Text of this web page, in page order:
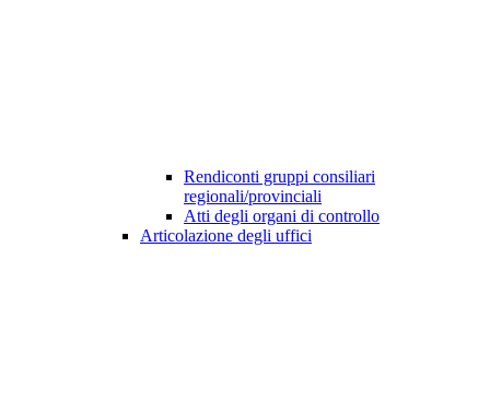
Rendiconti gruppi consiliari
regionali/provinciali
Atti degli organi di controllo
Articolazione degli uffici